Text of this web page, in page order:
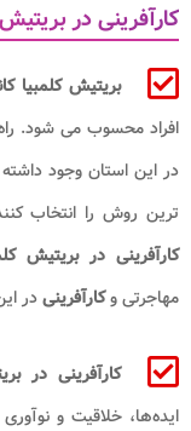
کارآفرینی در بریتیش
بریتیش کلمبیا
افراد محسوب می شود.
در این استان وجود
ترین روش را انتخاب
کارآفرینی در بریتیش
مهاجرتی وکارآفرینیدر
کارآفرینی در
ایده‌ها، خلاقیت و